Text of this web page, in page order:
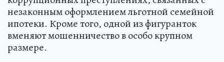
незаконным оформлением льготной семейной
ипотеки. Кроме того, одной из фигуранток
вменяют мошенничество в особо крупном
размере.